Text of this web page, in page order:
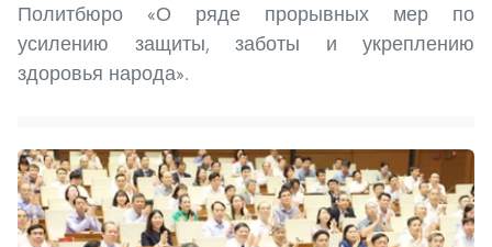
Политбюро «О ряде прорывных мер по
усилению защиты, заботы и укреплению
здоровья народа».